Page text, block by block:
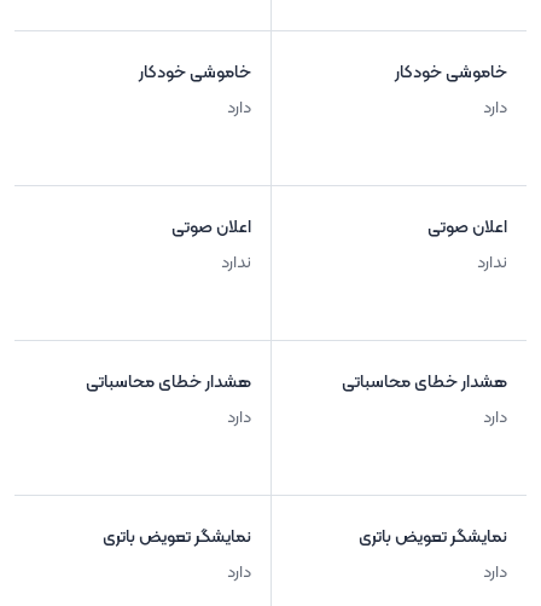
خاموشی خودکار
دارد
اعلان صوتی
ندارد
هشدار خطای محاسباتی
دارد
نمایشگر تعویض باتری
دارد
خاموشی خودکار
دارد
اعلان صوتی
ندارد
هشدار خطای محاسباتی
دارد
نمایشگر تعویض باتری
دارد